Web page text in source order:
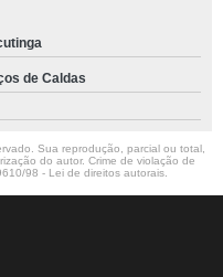
de Caldas
Sua reprodução, parcial ou total,
do autor. Crime de violação de
98 - Lei de direitos autorais